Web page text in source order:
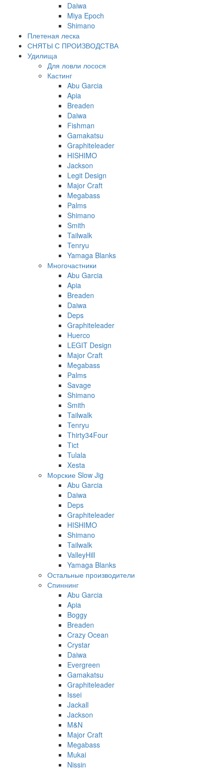
Daiwa
Miya Epoch
Shimano
Плетеная леска
СНЯТЫ С ПРОИЗВОДСТВА
Удилища
Для ловли лосося
Кастинг
Abu Garcia
Apia
Breaden
Daiwa
Fishman
Gamakatsu
Graphiteleader
HISHIMO
Jackson
Legit Design
Major Craft
Megabass
Palms
Shimano
Smith
Tailwalk
Tenryu
Yamaga Blanks
Многочастники
Abu Garcia
Apia
Breaden
Daiwa
Deps
Graphiteleader
Huerco
LEGIT Design
Major Craft
Megabass
Palms
Savage
Shimano
Smith
Tailwalk
Tenryu
Thirty34Four
Tict
Tulala
Xesta
Морские Slow Jig
Abu Garcia
Daiwa
Deps
Graphiteleader
HISHIMO
Shimano
Tailwalk
ValleyHill
Yamaga Blanks
Остальные производители
Спиннинг
Abu Garcia
Apia
Boggy
Breaden
Crazy Ocean
Crystar
Daiwa
Evergreen
Gamakatsu
Graphiteleader
Issei
Jackall
Jackson
M&N
Major Craft
Megabass
Mukai
Nissin